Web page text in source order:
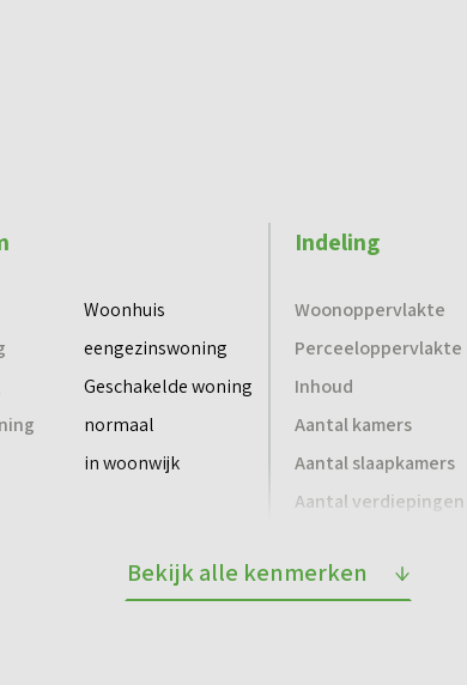
Benut de ruimte boven volop met slaapkamers voor
slaapkamer en badkamer op de begane grond.
25 ter inspiratie.
mogelijkheden en neem contact met ons op voor
Woonhuis
eengezinswoning
Geschakelde woning
normaal
in woonwijk
Indeling
Woonoppervlakte
Perceeloppervlakte
Inhoud
Aantal kamers
Aantal slaapkamers
Aantal verdiepingen
Bekijk alle kenmerken